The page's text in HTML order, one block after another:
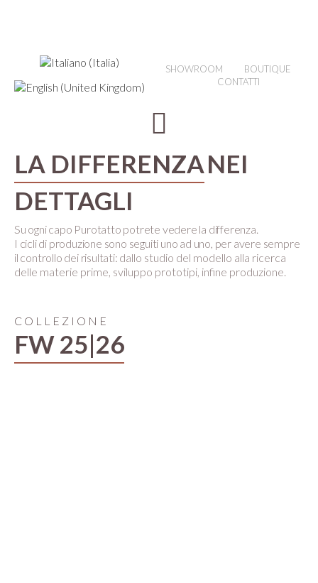
SHOWROOM
BOUTIQUE
CONTATTI
LA DIFFERENZANEI
DETTAGLI
Su ogni capo Purotatto potrete vedere la differenza.
I cicli di produzione sono seguiti uno ad uno, per avere sempre
il controllo dei risultati: dallo studio del modello alla ricerca
delle materie prime, sviluppo prototipi, infine produzione.
COLLEZIONE
FW 25|26